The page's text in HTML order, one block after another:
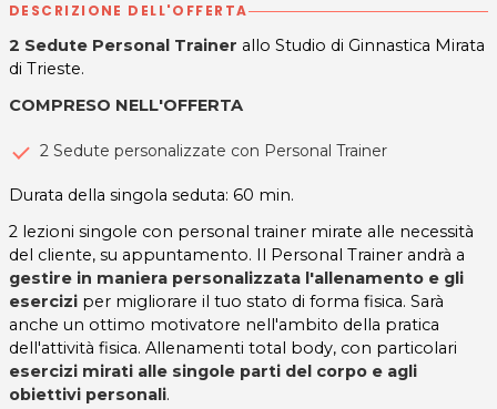
DESCRIZIONE DELL'OFFERTA
2 Sedute Personal Trainer allo Studio di Ginnastica Mirata
di Trieste.
COMPRESO NELL'OFFERTA
2 Sedute personalizzate con Personal Trainer
Durata della singola seduta: 60 min.
2 lezioni singole con personal trainer mirate alle necessità
del cliente, su appuntamento. Il Personal Trainer andrà a
gestire in maniera personalizzata l'allenamento e gli
esercizi per migliorare il tuo stato di forma fisica. Sarà
anche un ottimo motivatore nell'ambito della pratica
dell'attività fisica. Allenamenti total body, con particolari
esercizi mirati alle singole parti del corpo e agli
obiettivi personali.